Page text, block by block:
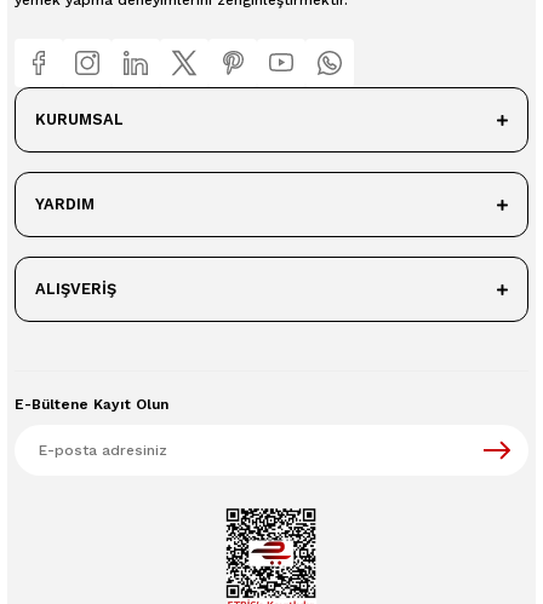
KURUMSAL
YARDIM
ALIŞVERİŞ
E-Bültene Kayıt Olun